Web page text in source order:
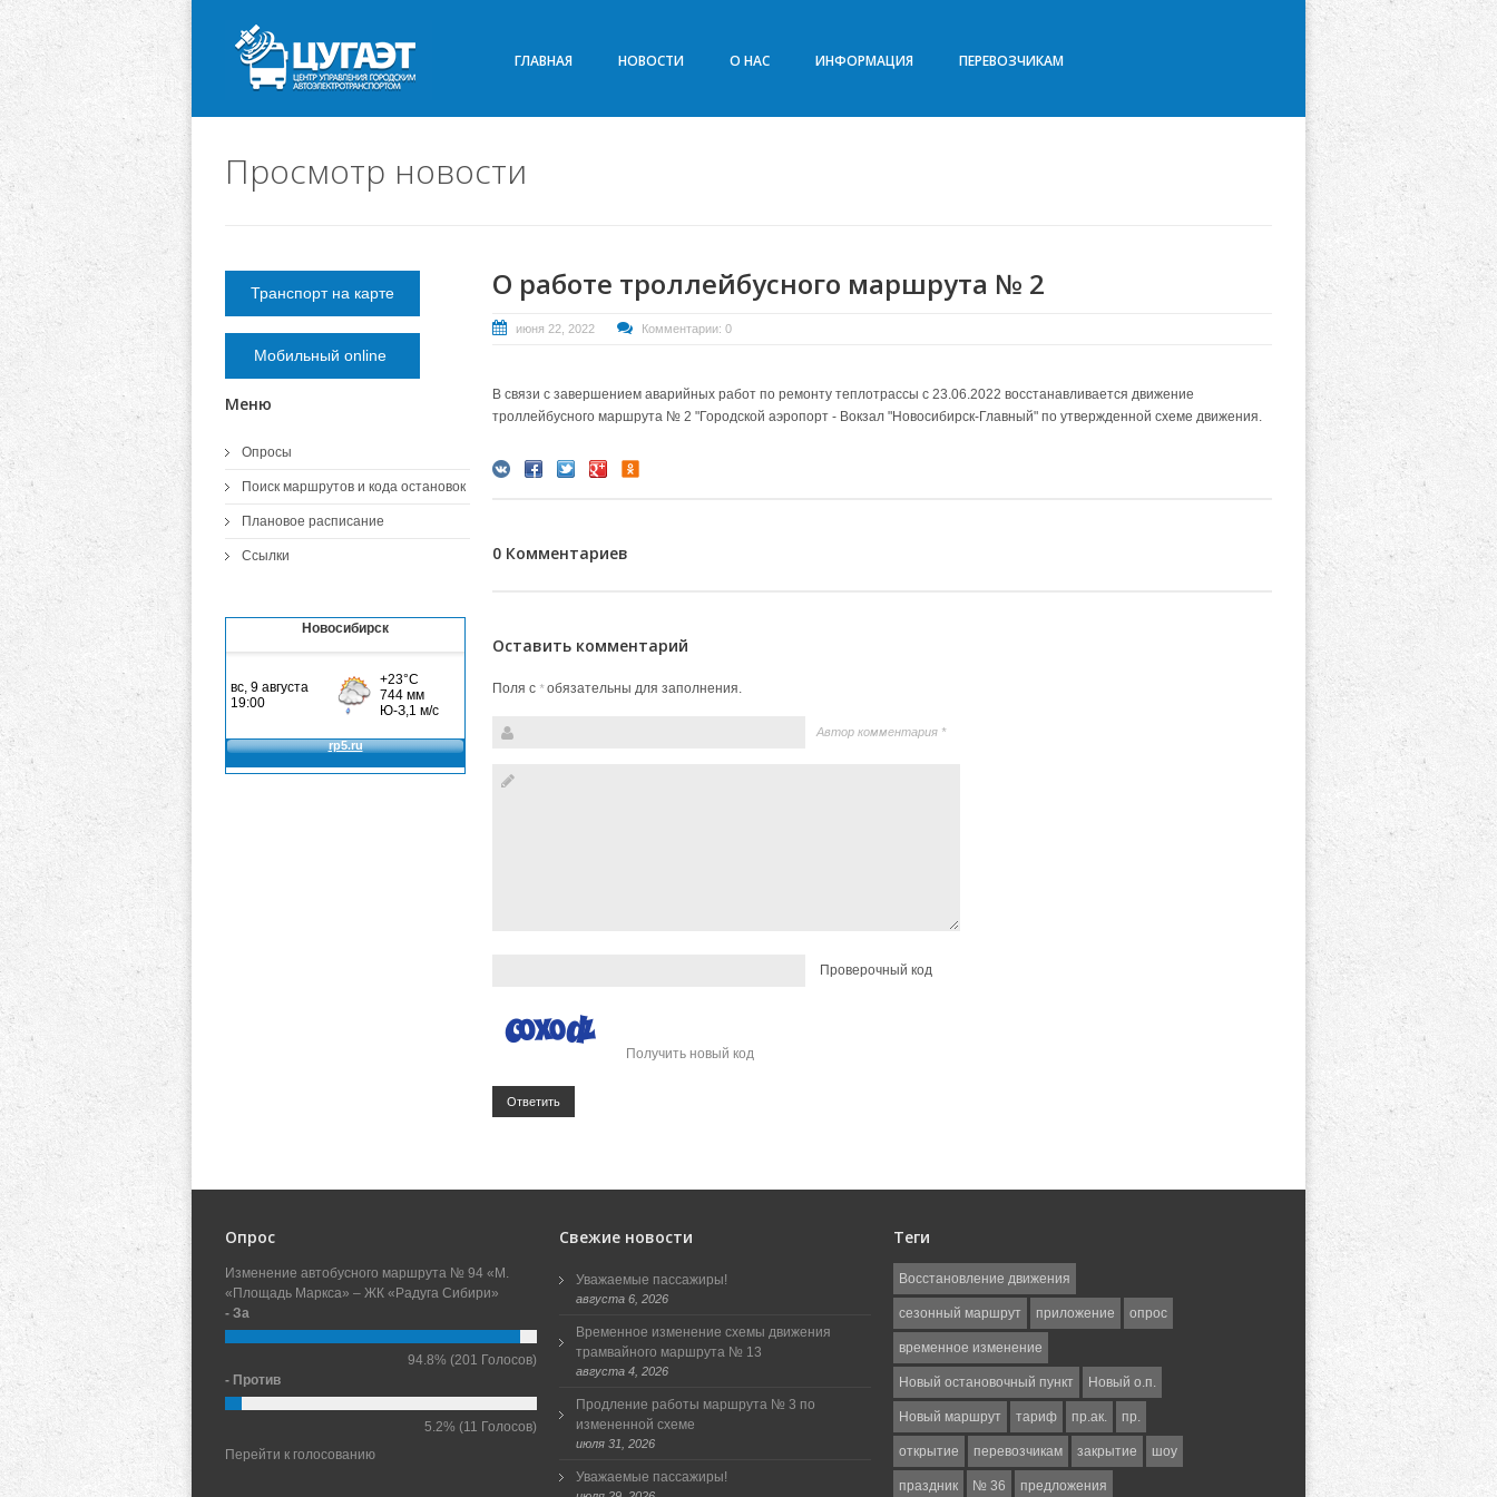
ГЛАВНАЯ НОВОСТИ О НАС ИНФОРМАЦИЯ ПЕРЕВОЗЧИКАМ
Просмотр новости
О работе троллейбусного маршрута № 2
июня 22, 2022 Комментарии: 0
В связи с завершением аварийных работ по ремонту теплотрассы с 23.06.2022 восстанавливается движение
троллейбусного маршрута № 2 "Городской аэропорт - Вокзал "Новосибирск-Главный" по утвержденной схеме движения.
0 Комментариев
Оставить комментарий
Поля с *обязательны для заполнения.
Автор комментария *
Проверочный код
Получить новый код
Ответить
Транспорт на карте
Мобильный online
Меню
Опросы
Поиск маршрутов и кода остановок
Плановое расписание
Ссылки
Новосибирск
Опрос
Изменение автобусного маршрута № 94 «М.
«Площадь Маркса» – ЖК «Радуга Сибири»
- За
94.8% (201 Голосов)
- Против
5.2% (11 Голосов)
Перейти к голосованию
Свежие новости
Уважаемые пассажиры!
августа 6, 2026
Временное изменение схемы движения
трамвайного маршрута № 13
августа 4, 2026
Продление работы маршрута № 3 по
измененной схеме
июля 31, 2026
Уважаемые пассажиры!
Теги
Восстановление движения
сезонный маршрут приложение опрос
временное изменение
Новый остановочный пункт Новый о.п.
Новый маршрут тариф пр.ак. пр.
открытие перевозчикам закрытие шоу
праздник № 36 предложения